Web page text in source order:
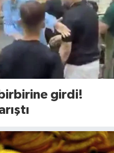
girdi!